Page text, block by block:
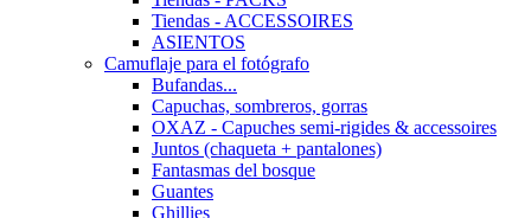
Tiendas - ACCESSOIRES
ASIENTOS
Camuflaje para el fotógrafo
Bufandas...
Capuchas, sombreros, gorras
OXAZ - Capuches semi-rigides & accessoires
Juntos (chaqueta + pantalones)
Fantasmas del bosque
Guantes
Ghillies